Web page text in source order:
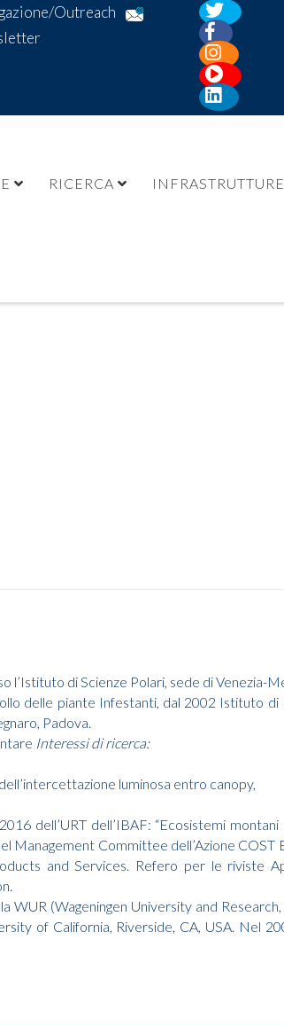
Outreach
RICERCA INFRASTRUTTURE
l’Istituto di Scienze Polari, sede di Venezia-
delle piante Infestanti, dal 2002 Istituto
Padova.
Interessi di ricerca:
luminosa entro canopy,
dell’URT dell’IBAF: “Ecosistemi
Management Committee dell’Azione
and Services. Refero per le riviste
(Wageningen University and
of California, Riverside, CA, USA. Nel